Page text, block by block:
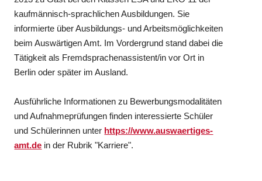
kaufmännisch-sprachlichen Ausbildungen. Sie
informierte über Ausbildungs- und Arbeitsmöglichkeiten
beim Auswärtigen Amt. Im Vordergrund stand dabei die
Tätigkeit als Fremdsprachenassistent/in vor Ort in
Berlin oder später im Ausland.
Ausführliche Informationen zu Bewerbungsmodalitäten
und Aufnahmeprüfungen finden interessierte Schüler
und Schülerinnen unter https://www.auswaertiges-
amt.de in der Rubrik "Karriere".